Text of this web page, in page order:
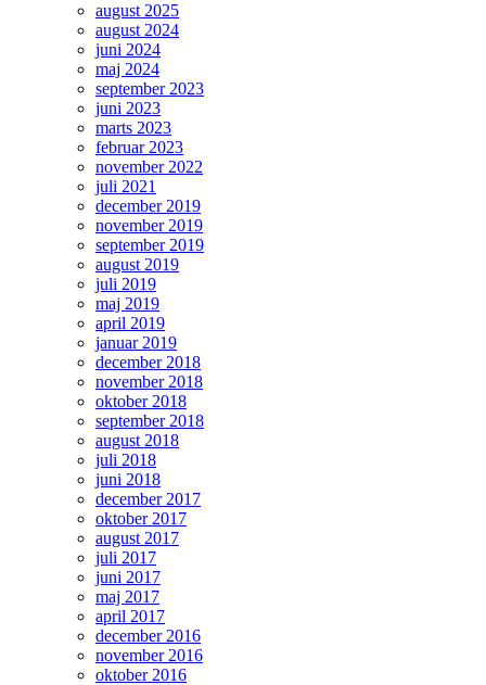
august 2025
august 2024
juni 2024
maj 2024
september 2023
juni 2023
marts 2023
februar 2023
november 2022
juli 2021
december 2019
november 2019
september 2019
august 2019
juli 2019
maj 2019
april 2019
januar 2019
december 2018
november 2018
oktober 2018
september 2018
august 2018
juli 2018
juni 2018
december 2017
oktober 2017
august 2017
juli 2017
juni 2017
maj 2017
april 2017
december 2016
november 2016
oktober 2016